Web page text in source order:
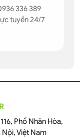
336 389
tuyến 24/7
Phố Nhân Hòa,
Nội, Việt Nam